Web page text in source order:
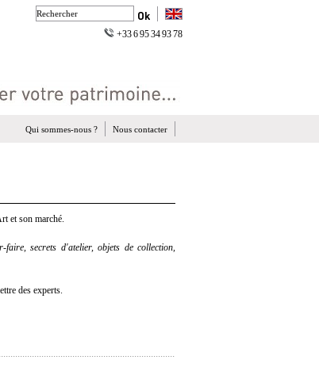
+33 6 95 34 93 78
Nous contacter
Qui sommes-nous ?
et son marché.
faire, secrets d'atelier, objets de collection,
des experts.